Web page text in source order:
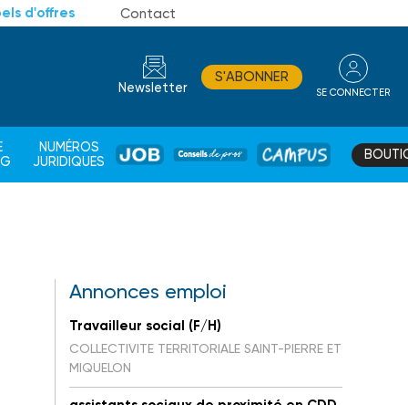
d'offres Contact
Newsletter
S'ABONNER
SE CONNECTER
NUMÉROS
JURIDIQUES
JOB
DE
CAMPUS
Annonces emploi
Travailleur social (F/H)
COLLECTIVITE TERRITORIALE SAINT-PIERRE ET
MIQUELON